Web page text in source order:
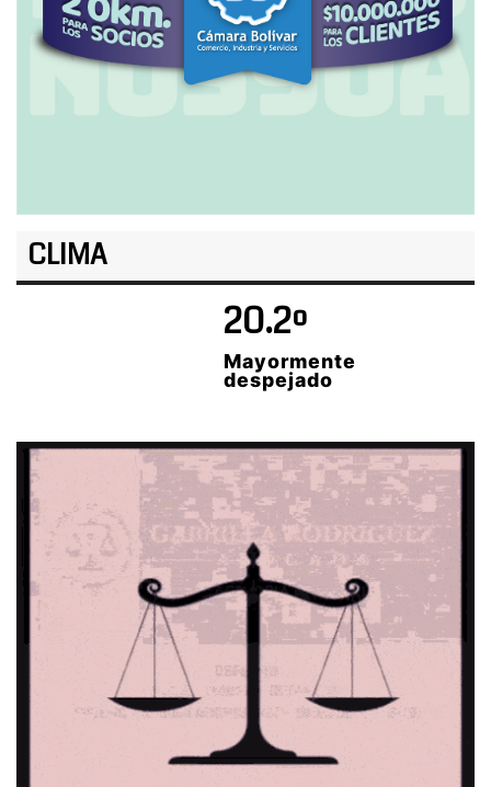
CLIMA
20.2º
Mayormente
despejado